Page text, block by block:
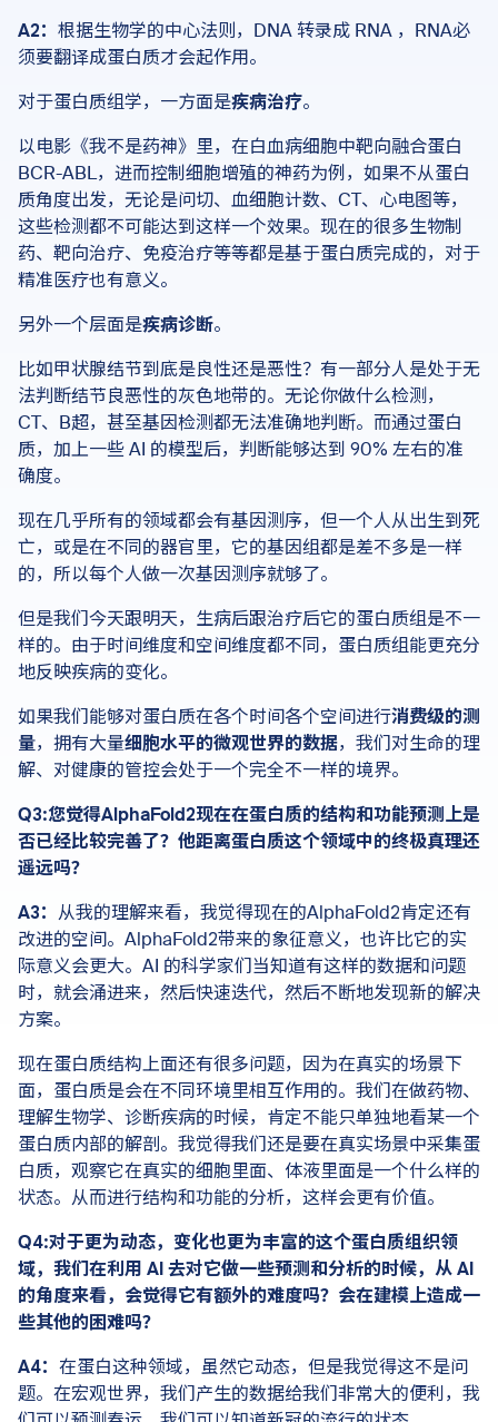
A2： 根据生物学的中心法则，DNA 转录成 RNA ，RNA必
须要翻译成蛋白质才会起作用。
对于蛋白质组学，一方面是疾病治疗。
以电影《我不是药神》里，在白血病细胞中靶向融合蛋白
BCR-ABL，进而控制细胞增殖的神药为例，如果不从蛋白
质角度出发，无论是问切、血细胞计数、CT、心电图等，
这些检测都不可能达到这样一个效果。现在的很多生物制
药、靶向治疗、免疫治疗等等都是基于蛋白质完成的，对于
精准医疗也有意义。
另外一个层面是疾病诊断。
比如甲状腺结节到底是良性还是恶性？有一部分人是处于无
法判断结节良恶性的灰色地带的。无论你做什么检测，
CT、B超，甚至基因检测都无法准确地判断。而通过蛋白
质，加上一些 AI 的模型后，判断能够达到 90% 左右的准
确度。
现在几乎所有的领域都会有基因测序，但一个人从出生到死
亡，或是在不同的器官里，它的基因组都是差不多是一样
的，所以每个人做一次基因测序就够了。
但是我们今天跟明天，生病后跟治疗后它的蛋白质组是不一
样的。由于时间维度和空间维度都不同，蛋白质组能更充分
地反映疾病的变化。
如果我们能够对蛋白质在各个时间各个空间进行消费级的测
量，拥有大量细胞水平的微观世界的数据，我们对生命的理
解、对健康的管控会处于一个完全不一样的境界。
Q3:您觉得AlphaFold2现在在蛋白质的结构和功能预测上是
否已经比较完善了？他距离蛋白质这个领域中的终极真理还
遥远吗？
A3： 从我的理解来看，我觉得现在的AlphaFold2肯定还有
改进的空间。AlphaFold2带来的象征意义，也许比它的实
际意义会更大。AI 的科学家们当知道有这样的数据和问题
时，就会涌进来，然后快速迭代，然后不断地发现新的解决
方案。
现在蛋白质结构上面还有很多问题，因为在真实的场景下
面，蛋白质是会在不同环境里相互作用的。我们在做药物、
理解生物学、诊断疾病的时候，肯定不能只单独地看某一个
蛋白质内部的解剖。我觉得我们还是要在真实场景中采集蛋
白质，观察它在真实的细胞里面、体液里面是一个什么样的
状态。从而进行结构和功能的分析，这样会更有价值。
Q4:对于更为动态，变化也更为丰富的这个蛋白质组织领
域，我们在利用 AI 去对它做一些预测和分析的时候，从 AI
的角度来看，会觉得它有额外的难度吗？会在建模上造成一
些其他的困难吗？
A4： 在蛋白这种领域，虽然它动态，但是我觉得这不是问
题。在宏观世界，我们产生的数据给我们非常大的便利，我